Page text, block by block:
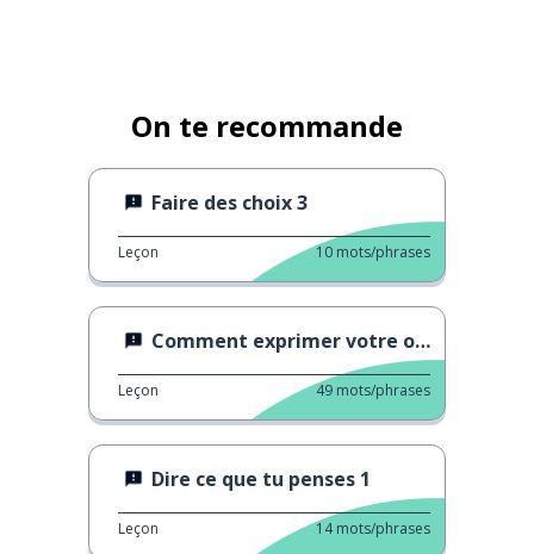
On te recommande
Faire des choix 3
Leçon 10 mots/phrases
Comment exprimer votre opinion
Leçon 49 mots/phrases
Dire ce que tu penses 1
Leçon 14 mots/phrases